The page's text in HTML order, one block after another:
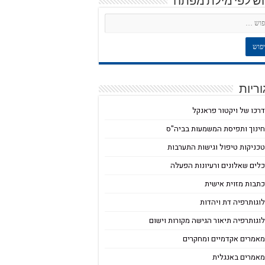
דרכו של ויקטור פראנקל
חינוך ותפיסת המשמעות בביה"ס
טכניקות טיפול וגישות התערבות
כלים שאלונים ורעיונות הפעלה
כתבות מזוית אישית
לוגותרפיה דת ויהדות
לוגותרפיה תיאור הגישה מקורות וישום
מאמרים אקדמיים ומחקרים
מאמרים באנגלית